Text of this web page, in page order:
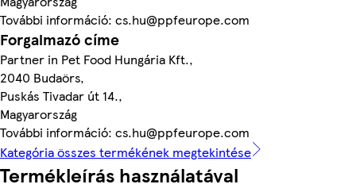
További információ: cs.hu@ppfeurope.com
Forgalmazó címe
Partner in Pet Food Hungária Kft.,
2040 Budaörs,
Puskás Tivadar út 14.,
Magyarország
További információ: cs.hu@ppfeurope.com
Kategória összes termékének megtekintése
Termékleírás használatával